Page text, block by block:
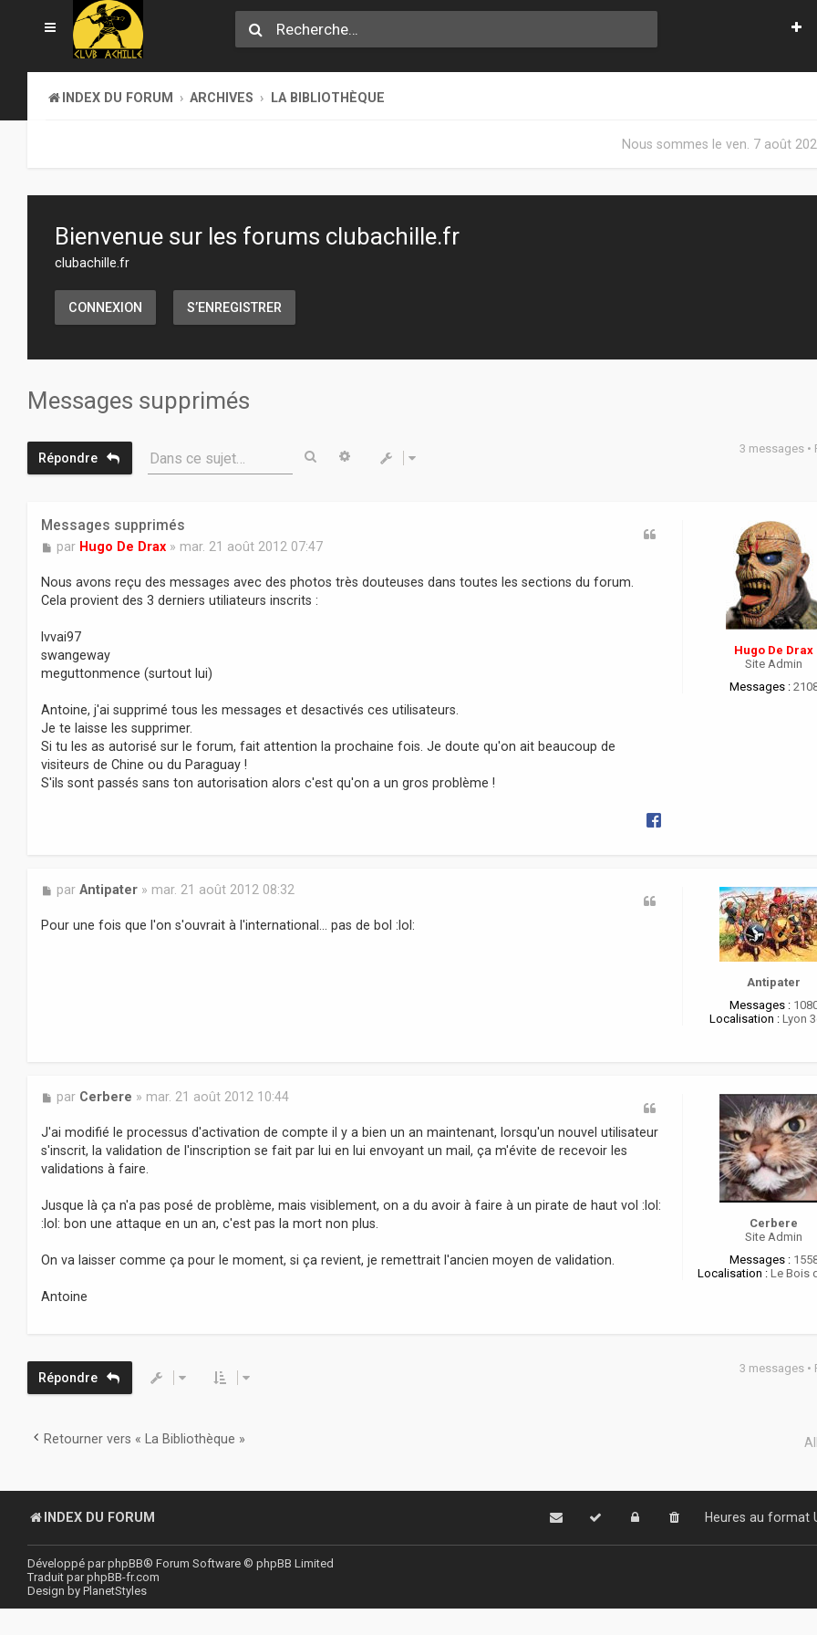
INDEX DU FORUM ARCHIVES LA BIBLIOTHÈQUE
Nous sommes le ven. 7 août
Bienvenue sur les forums clubachille.fr
clubachille.fr
CONNEXION S’ENREGISTRER
Messages supprimés
Répondre Dans ce sujet… RechercherRecherche avancée 3 messages •
Hugo De Drax
Site Admin
Messages :
Messages supprimés
M
s
s
a
e
par Hugo De Drax» mar. 21 août 2012 07:47
Nous avons reçu des messages avec des photos très douteuses dans toutes les sections du forum.
Cela provient des 3 derniers utiliateurs inscrits :
lvvai97
swangeway
meguttonmence (surtout lui)
Antoine, j'ai supprimé tous les messages et desactivés ces utilisateurs.
Je te laisse les supprimer.
Si tu les as autorisé sur le forum, fait attention la prochaine fois. Je doute qu'on ait beaucoup de
visiteurs de Chine ou du Paraguay !
S'ils sont passés sans ton autorisation alors c'est qu'on a un gros problème !
Antipater
Messages :
Localisation :Lyon
M
s
s
par Antipater» mar. 21 août 2012 08:32
Pour une fois que l'on s'ouvrait à l'international... pas de bol :lol:
Cerbere
Site Admin
Messages :
Localisation :Le Bois
M
s
s
a
g
par Cerbere » mar. 21 août 2012 10:44
J'ai modifié le processus d'activation de compte il y a bien un an maintenant, lorsqu'un nouvel utilisateur
s'inscrit, la validation de l'inscription se fait par lui en lui envoyant un mail, ça m'évite de recevoir les
validations à faire.
Jusque là ça n'a pas posé de problème, mais visiblement, on a du avoir à faire à un pirate de haut vol :lol:
:lol: bon une attaque en un an, c'est pas la mort non plus.
On va laisser comme ça pour le moment, si ça revient, je remettrait l'ancien moyen de validation.
Antoine
Répondre
3 messages •
Retourner vers « La Bibliothèque »
INDEX DU FORUM Heures au format
Développé parphpBB® Forum Software © phpBB Limited
Traduit parphpBB-fr.com
Design by PlanetStyles